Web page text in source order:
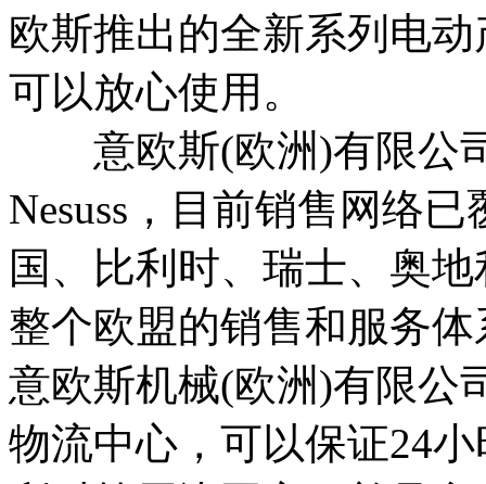
欧斯推出的全新系列电
可以放心使用。
意欧斯(欧洲)有限公
Nesuss，目前销售网络
国、比利时、瑞士、奥
整个欧盟的销售和服务
意欧斯机械(欧洲)有限公
物流中心，可以保证24